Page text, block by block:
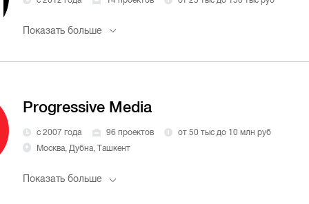
Показать больше
Progressive Media
с 2007 года 96 проектов
от 50 тыс до 10 млн руб
Москва, Дубна, Ташкент
Показать больше